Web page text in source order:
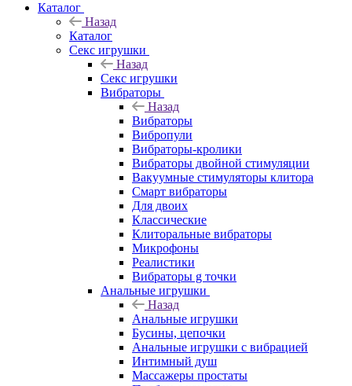
Каталог
Назад
Каталог
Секс игрушки
Назад
Секс игрушки
Вибраторы
Назад
Вибраторы
Вибропули
Вибраторы-кролики
Вибраторы двойной стимуляции
Вакуумные стимуляторы клитора
Смарт вибраторы
Для двоих
Классические
Клиторальные вибраторы
Микрофоны
Реалистики
Вибраторы g точки
Анальные игрушки
Назад
Анальные игрушки
Бусины, цепочки
Анальные игрушки с вибрацией
Интимный душ
Массажеры простаты